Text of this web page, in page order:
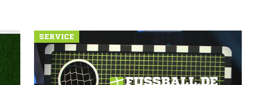
SERVICE